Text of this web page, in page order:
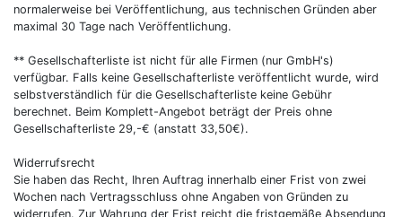
normalerweise bei Veröffentlichung, aus technischen Gründen aber
maximal 30 Tage nach Veröffentlichung.
** Gesellschafterliste ist nicht für alle Firmen (nur GmbH's)
verfügbar. Falls keine Gesellschafterliste veröffentlicht wurde, wird
selbstverständlich für die Gesellschafterliste keine Gebühr
berechnet. Beim Komplett-Angebot beträgt der Preis ohne
Gesellschafterliste 29,-€ (anstatt 33,50€).
Widerrufsrecht
Sie haben das Recht, Ihren Auftrag innerhalb einer Frist von zwei
Wochen nach Vertragsschluss ohne Angaben von Gründen zu
widerrufen. Zur Wahrung der Frist reicht die fristgemäße Absendung